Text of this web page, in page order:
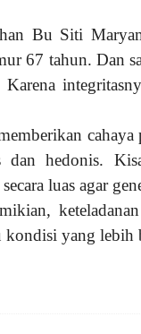
Bu Siti
67 tahun. Dan
dan hedonis.
luas agar
yang lebih